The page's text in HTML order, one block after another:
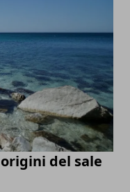
del sale